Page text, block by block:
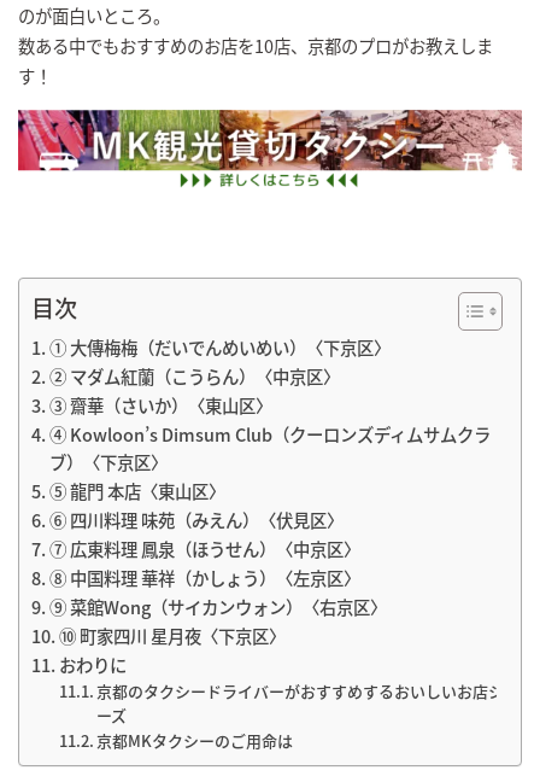
のが面白いところ。
数ある中でもおすすめのお店を10店、京都のプロがお教えしま
す！
目次
① 大傳梅梅（だいでんめいめい）〈下京区〉
② マダム紅蘭（こうらん）〈中京区〉
③ 齋華（さいか）〈東山区〉
④ Kowloon’s Dimsum Club（クーロンズディムサムクラ
ブ）〈下京区〉
⑤ 龍門 本店〈東山区〉
⑥ 四川料理 味苑（みえん）〈伏見区〉
⑦ 広東料理 鳳泉（ほうせん）〈中京区〉
⑧ 中国料理 華祥（かしょう）〈左京区〉
⑨ 菜館Wong（サイカンウォン）〈右京区〉
⑩ 町家四川 星月夜〈下京区〉
おわりに
京都のタクシードライバーがおすすめするおいしいお店シリ
ーズ
京都MKタクシーのご用命は